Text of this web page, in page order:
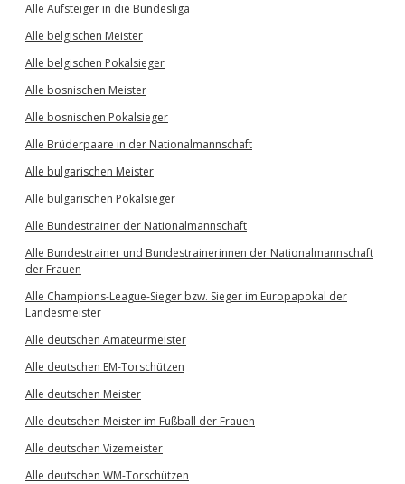
Alle Aufsteiger in die Bundesliga
Alle belgischen Meister
Alle belgischen Pokalsieger
Alle bosnischen Meister
Alle bosnischen Pokalsieger
Alle Brüderpaare in der Nationalmannschaft
Alle bulgarischen Meister
Alle bulgarischen Pokalsieger
Alle Bundestrainer der Nationalmannschaft
Alle Bundestrainer und Bundestrainerinnen der Nationalmannschaft
der Frauen
Alle Champions-League-Sieger bzw. Sieger im Europapokal der
Landesmeister
Alle deutschen Amateurmeister
Alle deutschen EM-Torschützen
Alle deutschen Meister
Alle deutschen Meister im Fußball der Frauen
Alle deutschen Vizemeister
Alle deutschen WM-Torschützen